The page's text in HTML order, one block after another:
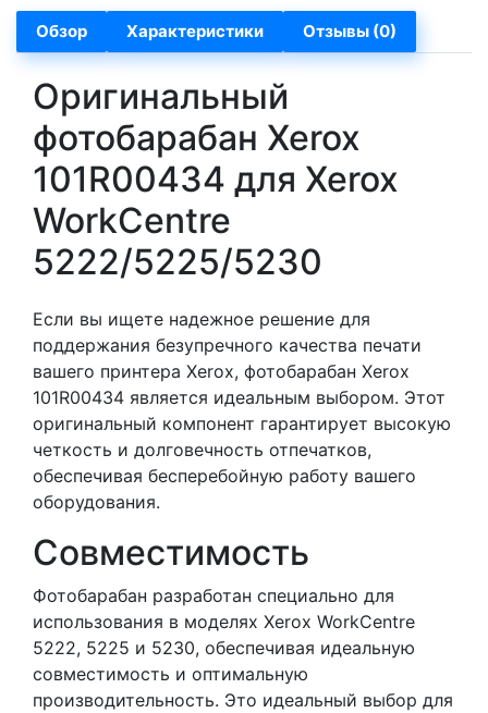
Обзор Характеристики Отзывы (0)
Оригинальный
фотобарабан Xerox
101R00434 для Xerox
WorkCentre
5222/5225/5230
Если вы ищете надежное решение для
поддержания безупречного качества печати
вашего принтера Xerox, фотобарабан Xerox
101R00434 является идеальным выбором. Этот
оригинальный компонент гарантирует высокую
четкость и долговечность отпечатков,
обеспечивая бесперебойную работу вашего
оборудования.
Совместимость
Фотобарабан разработан специально для
использования в моделях Xerox WorkCentre
5222, 5225 и 5230, обеспечивая идеальную
совместимость и оптимальную
производительность. Это идеальный выбор для